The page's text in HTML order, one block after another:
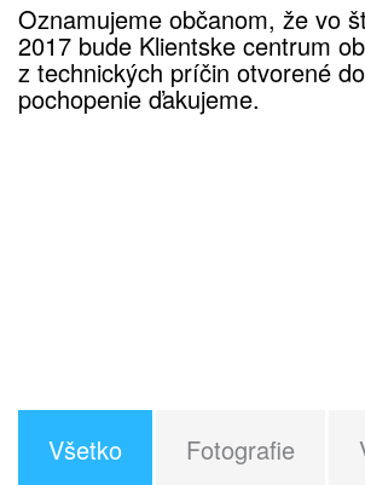
Oznamujeme občanom, že vo
2017 bude Klientske centrum
z technických príčin otvorené
pochopenie ďakujeme.
Všetko Fotografie